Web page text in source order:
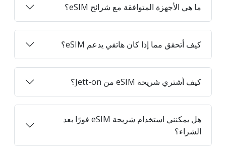
ما هي الأجهزة المتوافقة مع شرائح eSIM؟
كيف أتحقق مما إذا كان هاتفي يدعم eSIM؟
كيف أشتري شريحة eSIM من Jett-on؟
هل يمكنني استخدام شريحة eSIM فورًا بعد
الشراء؟